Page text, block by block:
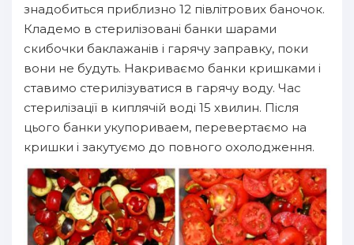
знадобиться приблизно 12 півлітрових баночок.
Кладемо в стерилізовані банки шарами
скибочки баклажанів і гарячу заправку, поки
вони не будуть. Накриваємо банки кришками і
ставимо стерилізуватися в гарячу воду. Час
стерилізації в киплячій воді 15 хвилин. Після
цього банки укупориваем, перевертаємо на
кришки і закутуємо до повного охолодження.